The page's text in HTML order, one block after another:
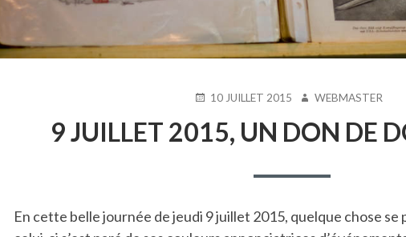
PUBLIÉ10 JUILLET 2015 AUTEUR
WEBMASTER
9 JUILLET 2015, UN DON DE
En cette belle journée de jeudi 9 juillet 2015, quelque chose se